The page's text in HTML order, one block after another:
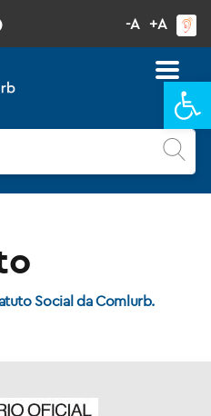
-A +A
Social da Comlurb.